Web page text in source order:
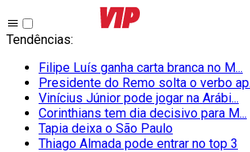
Tendências:
Filipe Luís ganha carta branca no M...
Presidente do Remo solta o verbo
Vinícius Júnior pode jogar na Arábi...
Corinthians tem dia decisivo para M...
Tapia deixa o São Paulo
Thiago Almada pode entrar no top 3